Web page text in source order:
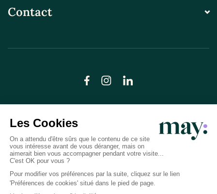
Contact
© LN CARE 2026
Politique de confidentialité
Conditions générales d’utilisation